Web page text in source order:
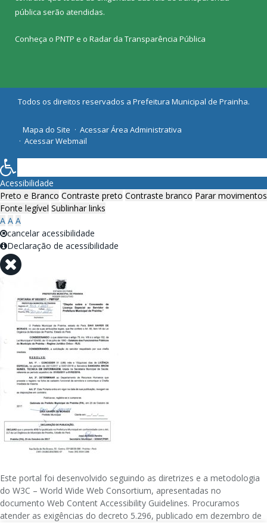
pública serão atendidas.
Conheça o PNTP e o Radar da Transparência Pública
Todos os direitos reservados a Prefeitura Municipal de Prainha.
Mapa do Site
Acessar Área Administrativa
Acessar Webmail
Acessibilidade
Preto e Branco Contraste preto Contraste branco Parar movimentos
Fonte legível Sublinhar links
A A A
cancelar acessibilidade
Declaração de acessibilidade
Este portal foi desenvolvido seguindo as diretrizes e a metodologia
do W3C – World Wide Web Consortium, apresentadas no
documento Web Content Accessibility Guidelines. Procuramos
atender as exigências do decreto 5.296, publicado em dezembro de